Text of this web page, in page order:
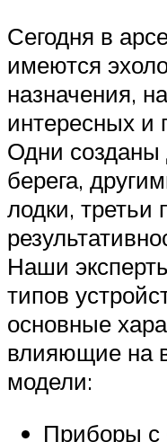
Сегодня в
имеются
назначения,
интересных и
Одни созданы
берега,
лодки, третьи
Наши
типов
основные
влияющие на
модели:
Приборы с